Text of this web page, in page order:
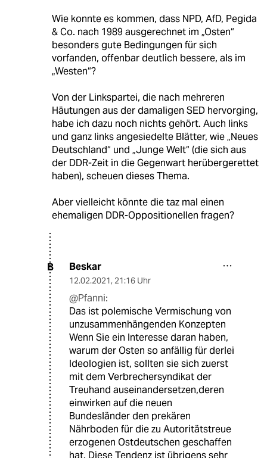
Wie konnte es kommen, dass NPD, AfD, Pegida
& Co. nach 1989 ausgerechnet im „Osten“
besonders gute Bedingungen für sich
vorfanden, offenbar deutlich bessere, als im
„Westen“?
Von der Linkspartei, die nach mehreren
Häutungen aus der damaligen SED hervorging,
habe ich dazu noch nichts gehört. Auch links
und ganz links angesiedelte Blätter, wie „Neues
Deutschland“ und „Junge Welt“ (die sich aus
der DDR-Zeit in die Gegenwart herübergerettet
haben), scheuen dieses Thema.
Aber vielleicht könnte die taz mal einen
ehemaligen DDR-Oppositionellen fragen?
B Beskar
12.02.2021, 21:16 Uhr
@Pfanni:
Das ist polemische Vermischung von
unzusammenhängenden Konzepten
Wenn Sie ein Interesse daran haben,
warum der Osten so anfällig für derlei
Ideologien ist, sollten sie sich zuerst
mit dem Verbrechersyndikat der
Treuhand auseinandersetzen,deren
einwirken auf die neuen
Bundesländer den prekären
Nährboden für die zu Autoritätstreue
erzogenen Ostdeutschen geschaffen